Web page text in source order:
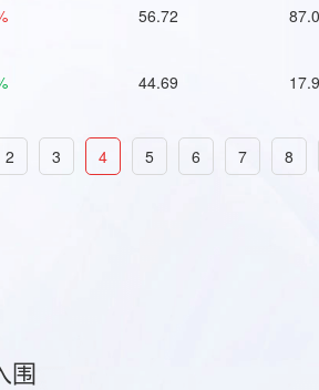
56.72
44.69
2 3 4 5 6 7 8
围